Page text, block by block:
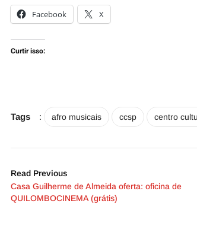
Facebook
X
Curtir isso:
Tags : afro musicais ccsp centro
Read Previous
Casa Guilherme de Almeida oferta: oficina de
QUILOMBOCINEMA (grátis)